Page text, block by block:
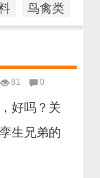
鸟禽类
81 0
好吗？关
生兄弟的